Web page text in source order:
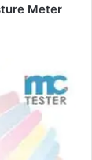
Meter